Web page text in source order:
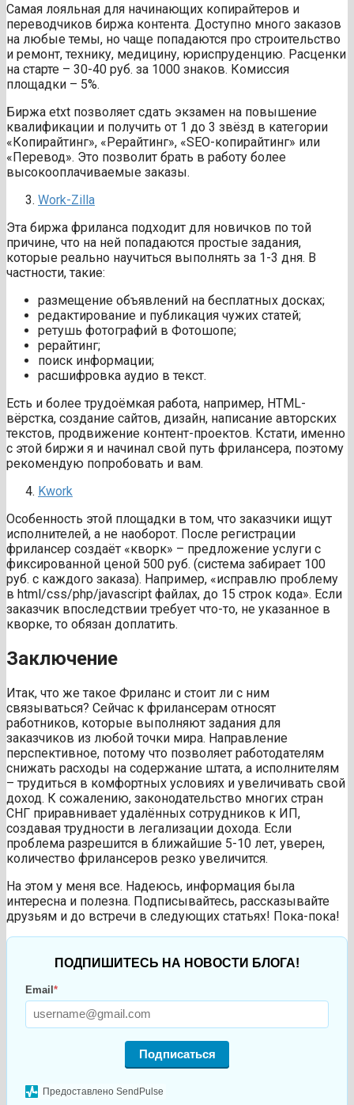
Самая лояльная для начинающих копирайтеров и
переводчиков биржа контента. Доступно много заказов
на любые темы, но чаще попадаются про строительство
и ремонт, технику, медицину, юриспруденцию. Расценки
на старте – 30-40 руб. за 1000 знаков. Комиссия
площадки – 5%.
Биржа etxt позволяет сдать экзамен на повышение
квалификации и получить от 1 до 3 звёзд в категории
«Копирайтинг», «Рерайтинг», «SEO-копирайтинг» или
«Перевод». Это позволит брать в работу более
высокооплачиваемые заказы.
Work-Zilla
Эта биржа фриланса подходит для новичков по той
причине, что на ней попадаются простые задания,
которые реально научиться выполнять за 1-3 дня. В
частности, такие:
размещение объявлений на бесплатных досках;
редактирование и публикация чужих статей;
ретушь фотографий в Фотошопе;
рерайтинг;
поиск информации;
расшифровка аудио в текст.
Есть и более трудоёмкая работа, например, HTML-
вёрстка, создание сайтов, дизайн, написание авторских
текстов, продвижение контент-проектов. Кстати, именно
с этой биржи я и начинал свой путь фрилансера, поэтому
рекомендую попробовать и вам.
Kwork
Особенность этой площадки в том, что заказчики ищут
исполнителей, а не наоборот. После регистрации
фрилансер создаёт «кворк» – предложение услуги с
фиксированной ценой 500 руб. (система забирает 100
руб. с каждого заказа). Например, «исправлю проблему
в html/css/php/javascript файлах, до 15 строк кода». Если
заказчик впоследствии требует что-то, не указанное в
кворке, то обязан доплатить.
Заключение
Итак, что же такое Фриланс и стоит ли с ним
связываться? Сейчас к фрилансерам относят
работников, которые выполняют задания для
заказчиков из любой точки мира. Направление
перспективное, потому что позволяет работодателям
снижать расходы на содержание штата, а исполнителям
– трудиться в комфортных условиях и увеличивать свой
доход. К сожалению, законодательство многих стран
СНГ приравнивает удалённых сотрудников к ИП,
создавая трудности в легализации дохода. Если
проблема разрешится в ближайшие 5-10 лет, уверен,
количество фрилансеров резко увеличится.
На этом у меня все. Надеюсь, информация была
интересна и полезна. Подписывайтесь, рассказывайте
друзьям и до встречи в следующих статьях! Пока-пока!
ПОДПИШИТЕСЬ НА НОВОСТИ БЛОГА!
Email*
Подписаться
Предоставлено SendPulse